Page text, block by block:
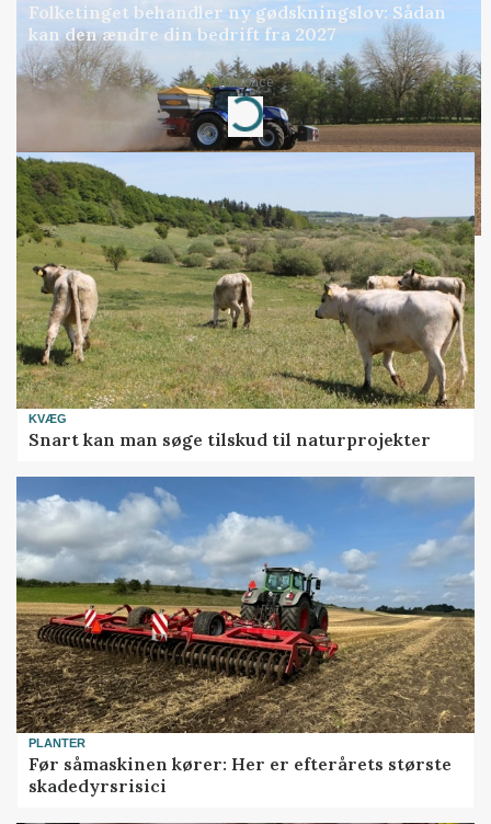
Folketinget behandler ny gødskningslov: Sådan
kan den ændre din bedrift fra 2027
Annonce
Loading...
KVÆG
Snart kan man søge tilskud til naturprojekter
PLANTER
Før såmaskinen kører: Her er efterårets største
skadedyrsrisici